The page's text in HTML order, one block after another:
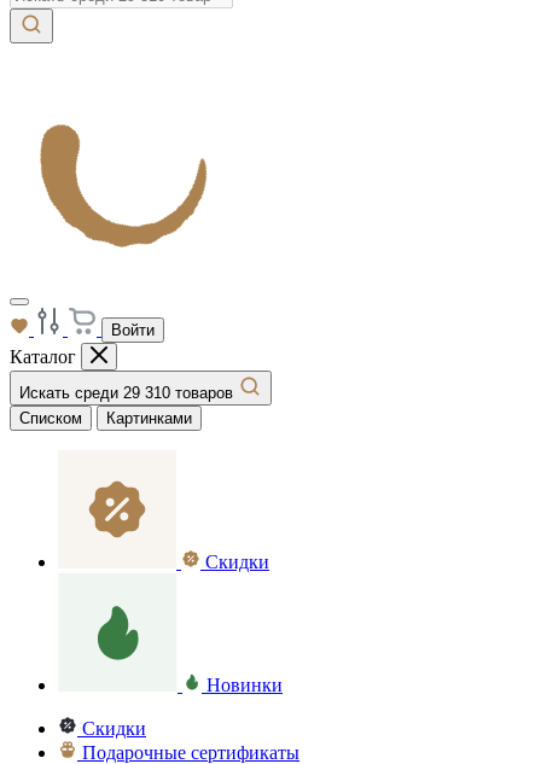
Войти
Каталог
Искать среди 29 310 товаров
Списком
Картинками
Скидки
Новинки
Скидки
Подарочные сертификаты